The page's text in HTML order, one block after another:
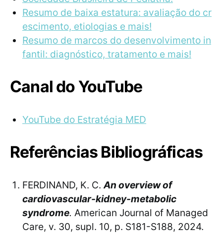
Resumo de baixa estatura: avaliação do cr
escimento, etiologias e mais!
Resumo de marcos do desenvolvimento in
fantil: diagnóstico, tratamento e mais!
Canal do YouTube
YouTube do Estratégia MED
Referências Bibliográficas
FERDINAND, K. C.An overview of
cardiovascular-kidney-metabolic
syndrome. American Journal of Managed
Care, v. 30, supl. 10, p. S181-S188, 2024.